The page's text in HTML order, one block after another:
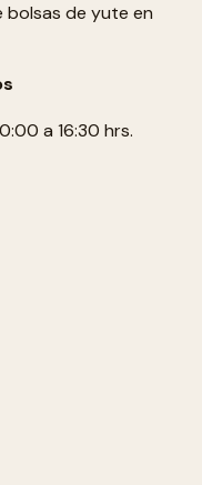
bolsas de yute en
a 16:30 hrs.